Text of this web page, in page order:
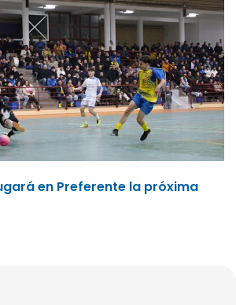
en Preferente la próxima